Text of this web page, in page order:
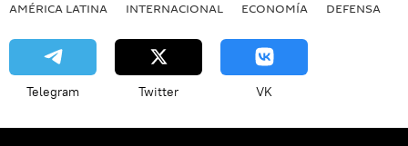
AMÉRICA LATINA INTERNACIONAL ECONOMÍA DEFENSA
Telegram Twitter VK